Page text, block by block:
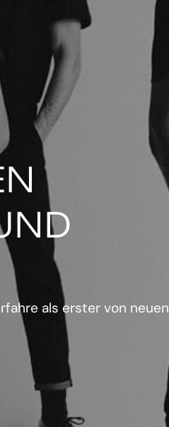
als erster von neuen